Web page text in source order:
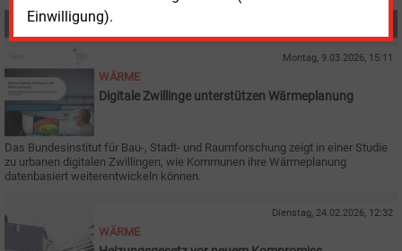
Einwilligung).
Montag, 9.03.2026, 15:11
WÄRME
Digitale Zwillinge unterstützen Wärmeplanung
Das Bundesinstitut für Bau-, Stadt- und Raumforschung zeigt in einer Studie
zu urbanen digitalen Zwillingen, wie Kommunen ihre Wärmeplanung
datenbasiert weiterentwickeln können.
Dienstag, 24.02.2026, 12:32
WÄRME